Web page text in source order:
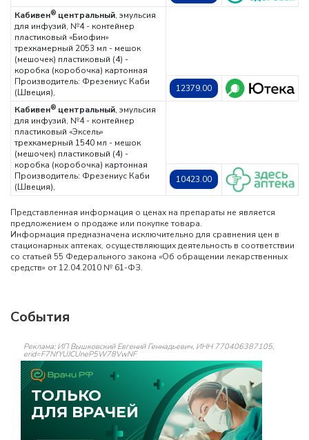
Кабивен®центральный, эмульсия
для инфузий, №4 - контейнер
пластиковый «Биофин»
трехкамерный 2053 мл - мешок
(мешочек) пластиковый (4) -
коробка (коробочка) картонная
Производитель: Фрезениус Каби
(Швеция),
12379.00
Кабивен®центральный, эмульсия
для инфузий, №4 - контейнер
пластиковый «Эксель»
трехкамерный 1540 мл - мешок
(мешочек) пластиковый (4) -
коробка (коробочка) картонная
Производитель: Фрезениус Каби
(Швеция),
10423.00
Представленная информация о ценах на препараты не является
предложением о продаже или покупке товара.
Информация предназначена исключительно для сравнения цен в
стационарных аптеках, осуществляющих деятельность в соответствии
со статьей 55 Федерального закона «Об обращении лекарственных
средств» от 12.04.2010 № 61-ФЗ.
События
Реклама: ИП Вышковский Евгений Геннадьевич, ИНН 770406387105,
erid=F7NfYUJCUneP5W78VwNF